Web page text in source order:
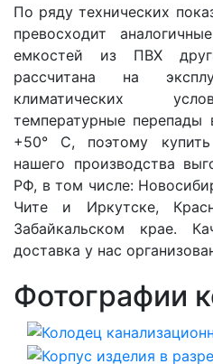
По ряду технических
превосходит
емкостей из ПВХ
рассчитана на
климатических
температурные
+50° С, поэтому
нашего производства
РФ, в том числе:
Чите и Иркутске,
Забайкальском крае.
доставка у нас
Фотографии